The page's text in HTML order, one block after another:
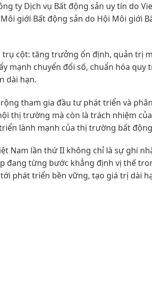
ty Dịch vụ Bất động sản uy tín do
giới Bất động sản do Hội Môi giới
cột: tăng trưởng ổn định, quản trị
mạnh chuyển đổi số, chuẩn hóa quy
dài hạn.
tham gia đầu tư phát triển và
thị trường mà còn là trách nhiệm
lành mạnh của thị trường bất
Nam lần thứ II không chỉ là sự ghi
đang từng bước khẳng định vị thế
phát triển bền vững, tạo giá trị dài